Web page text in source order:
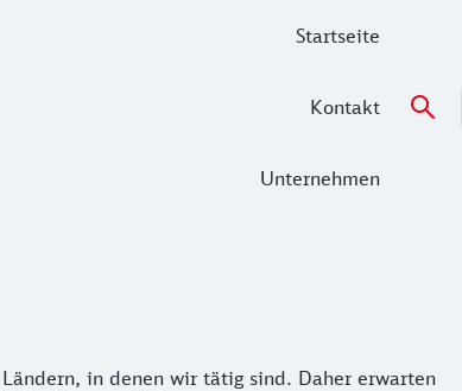
Startseite
Kontakt
Unternehmen
in denen wir tätig sind. Daher erwarten